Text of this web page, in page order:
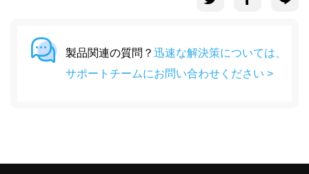
製品関連の質問？ 迅速な解決策については、
サポートチームにお問い合わせください >